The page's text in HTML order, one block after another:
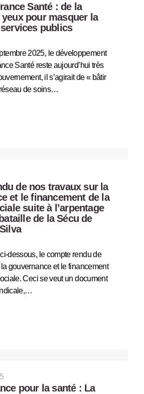
Santé : de la
pour masquer la
publics
2025, le développement
Santé reste aujourd’hui très
il s’agirait de « bâtir
de soins…
de nos travaux sur la
et le financement de la
suite à l’arpentage
de la Sécu de
dessous, le compte rendu de
gouvernance et le financement
Ceci se veut un document
pour la santé : La